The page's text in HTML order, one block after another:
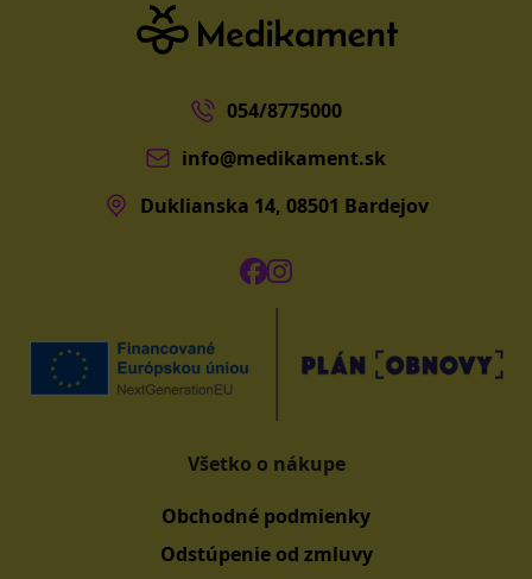
054/8775000
info@medikament.sk
Duklianska 14, 08501 Bardejov
Všetko o nákupe
Obchodné podmienky
Odstúpenie od zmluvy